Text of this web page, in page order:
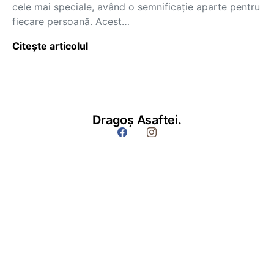
cele mai speciale, având o semnificaţie aparte pentru
fiecare persoană. Acest…
Citește articolul
Dragoș Asaftei.